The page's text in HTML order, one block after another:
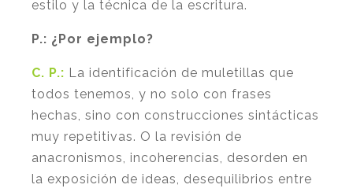
estilo y la técnica de la escritura.
P.: ¿Por ejemplo?
C. P.: La identificación de muletillas que
todos tenemos, y no solo con frases
hechas, sino con construcciones sintácticas
muy repetitivas. O la revisión de
anacronismos, incoherencias, desorden en
la exposición de ideas, desequilibrios entre